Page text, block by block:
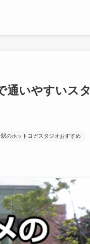
通いやすいスタ
駅のホットヨガスタジオおすすめ